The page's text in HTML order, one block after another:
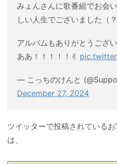
みょんさんに歌番組でお会
しい人生でございました（？
アルバムもありがとうござ
ああ！！！！！✌︎
— こっちのけんと
December 27, 2024
ツイッターで投稿されている
は、